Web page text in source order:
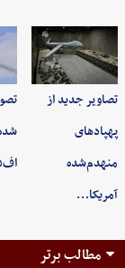
تصاویر جدید از
پهپادهای
منهدم‌شده
آمریکا…
اف۱۵…
مطالب برتر